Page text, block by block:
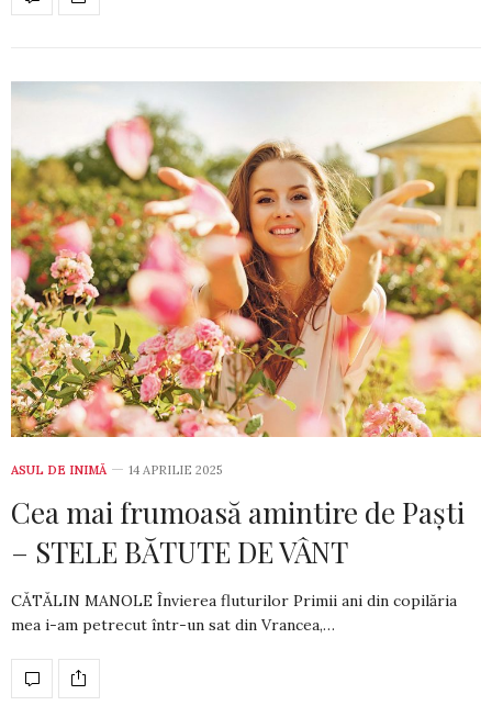
ASUL DE INIMĂ 14 APRILIE 2025
Cea mai frumoasă amintire de Paști
– STELE BĂTUTE DE VÂNT
CĂTĂLIN MANOLE Învierea fluturilor Primii ani din copilăria
mea i-am petrecut într-un sat din Vrancea,…